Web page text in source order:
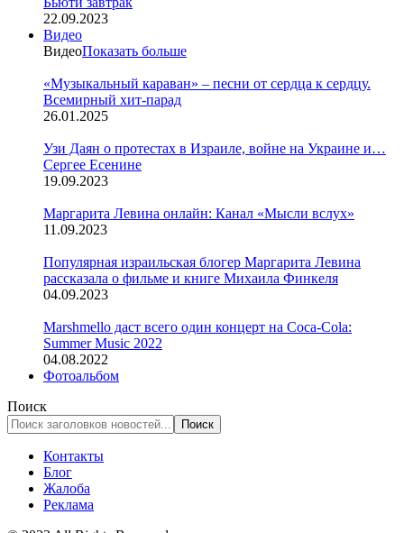
22.09.2023
Видео
ВидеоПоказать больше
«Музыкальный караван» – песни от сердца к сердцу.
Всемирный хит-парад
26.01.2025
Узи Даян о протестах в Израиле, войне на Украине и…
Сергее Есенине
19.09.2023
Маргарита Левина онлайн: Канал «Мысли вслух»
11.09.2023
Популярная израильская блогер Маргарита Левина
рассказала о фильме и книге Михаила Финкеля
04.09.2023
Marshmello даст всего один концерт на Coca-Cola:
Summer Music 2022
04.08.2022
Фотоальбом
Поиск
Контакты
Блог
Жалоба
Реклама